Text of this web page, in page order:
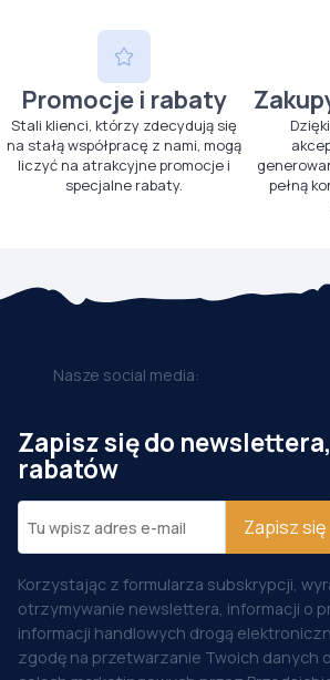
Promocje i rabaty
Stali klienci, którzy zdecydują się
na stałą współpracę z nami, mogą
liczyć na atrakcyjne promocje i
specjalne rabaty.
pełną
Nasze social media:
Zapisz się do
rabatów
Zapisz się
Korzystając z formularza subskrypcji,
otrzymywanie newslettera, informacji o
informacji handlowych drogą
zgodę na przetwarzanie Twoich danych